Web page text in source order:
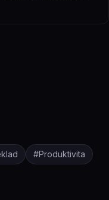
#Produktivita